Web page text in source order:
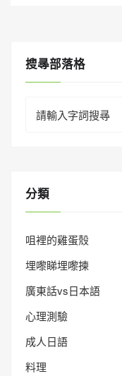
搜㝷部落格
for:
分類
咀裡的雞蛋殼
埋嚟睇埋嚟揀
廣東話vs日本語
心理測驗
成人日語
料理